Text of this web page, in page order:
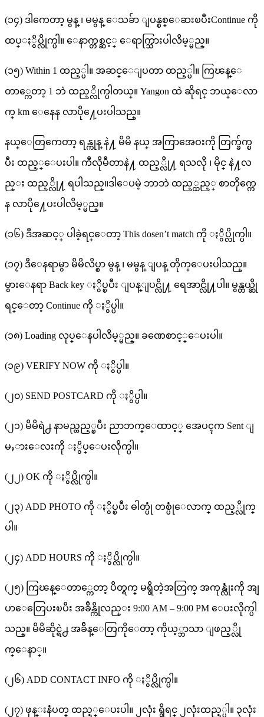
(၁၄) ဒါကေတာ့ မွန္ ၊ မမွန္ ေသခ်ာ ျပန္စစ္ေဆးၿပီးContinue ကို
ထပ္ႏွိပ္လိုက္ပါ။ ေနာက္တစ္ဆင့္ ေရာက္သြားပါလိမ့္မည္။
(၁၅) Within 1 ထည့္ပါ။ အဆင္ေျပတာ ထည့္ပါ။ ကြၽန္ေ
တာ္ကေတာ့ 1 ဘဲ ထည့္လိုက္ပါတယ္။ Yangon ထဲ ဆိုရင္ ဘယ္ေလာ
က္ km ေနေန လာပို႔ေပးပါသည္။
နယ္ေတြကေတာ့ ရန္ကုန္ နဲ႔ မိမိ နယ္ အကြာအေဝးကို တြက္ခ်က္ၿ
ပီး ထည့္ေပးပါ။ ကီလိုမီတာနဲ႔ ထည့္လို႔ ရသလို ၊ မိုင္ နဲ႔လ
ည္း ထည့္လို႔ ရပါသည္။ဒါေပမဲ့ ဘာဘဲ ထည့္ထည့္ စာတိုက္ကေ
န လာပို႔ေပးပါလိမ့္မည္။
(၁၆) ဒီအဆင့္ ပါခဲ့ရင္ေတာ့ This dosen’t match ကို ႏွိပ္လိုက္ပါ။
(၁၇) ဒီေနရာမွာ မိမိလိပ္စာ မွန္ ၊ မမွန္ ျပန္ တိုက္ေပးပါသည္။
မွားေနရာ Back key ႏွိပ္ၿပီး ျပန္ျပင္လို႔ ရေအာင္လို႔ပါ။ မွန္တယ္ဆို
ရင္ေတာ့ Continue ကို ႏွိပ္ပါ။
(၁၈) Loading လုပ္ေနပါလိမ့္မည္။ ခဏေစာင့္ေပးပါ။
(၁၉) VERIFY NOW ကို ႏွိပ္ပါ။
(၂၀) SEND POSTCARD ကို ႏွိပ္ပါ။
(၂၁) မိမိရဲ႕ နာမည္ထည့္ၿပီး ညာဘက္ေထာင့္ အေပၚက Sent ျ
မႇားေလးကို ႏွိပ္ေပးလိုက္ပါ။
(၂၂) OK ကို ႏွိပ္လိုက္ပါ။
(၂၃) ADD PHOTO ကို ႏွိပ္ၿပီး ဓါတ္ပုံ တစ္ပုံေလာက္ ထည့္လိုက္
ပါ။
(၂၄) ADD HOURS ကို ႏွိပ္လိုက္ပါ။
(၂၅) ကြၽန္ေတာ္ကေတာ့ ပိတ္ရက္ မရွိတဲ့အတြက္ အကုန္လုံးကို အျ
ပာေတြေပးၿပီး အခ်ိန္ကိုလည္း 9:00 AM – 9:00 PM ေပးလိုက္ပါ
သည္။ မိမိဆိုင္ရဲ႕ အခ်ိန္ေတြကိုေတာ့ ကိုယ့္ဘာသာ ျဖည့္လို
က္ေနာ္။
(၂၆) ADD CONTACT INFO ကို ႏွိပ္လိုက္ပါ။
(၂၇) ဖုန္းနံပတ္ ထည့္ေပးပါ။ ၂လုံး ရွိရင္ ၂လုံးထည့္ပါ။ ၃လုံး